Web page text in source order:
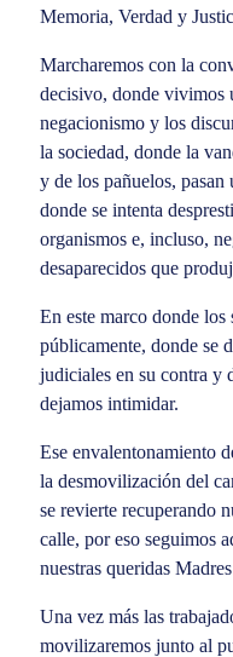
Memoria, Verdad y
Marcharemos con la
decisivo, donde vivimos
negacionismo y los
la sociedad, donde la
y de los pañuelos, pasan
donde se intenta
organismos e, incluso,
desaparecidos que
En este marco donde los
públicamente, donde se
judiciales en su contra y
dejamos intimidar.
Ese envalentonamiento
la desmovilización del
se revierte recuperando
calle, por eso seguimos
nuestras queridas
Una vez más las
movilizaremos junto al